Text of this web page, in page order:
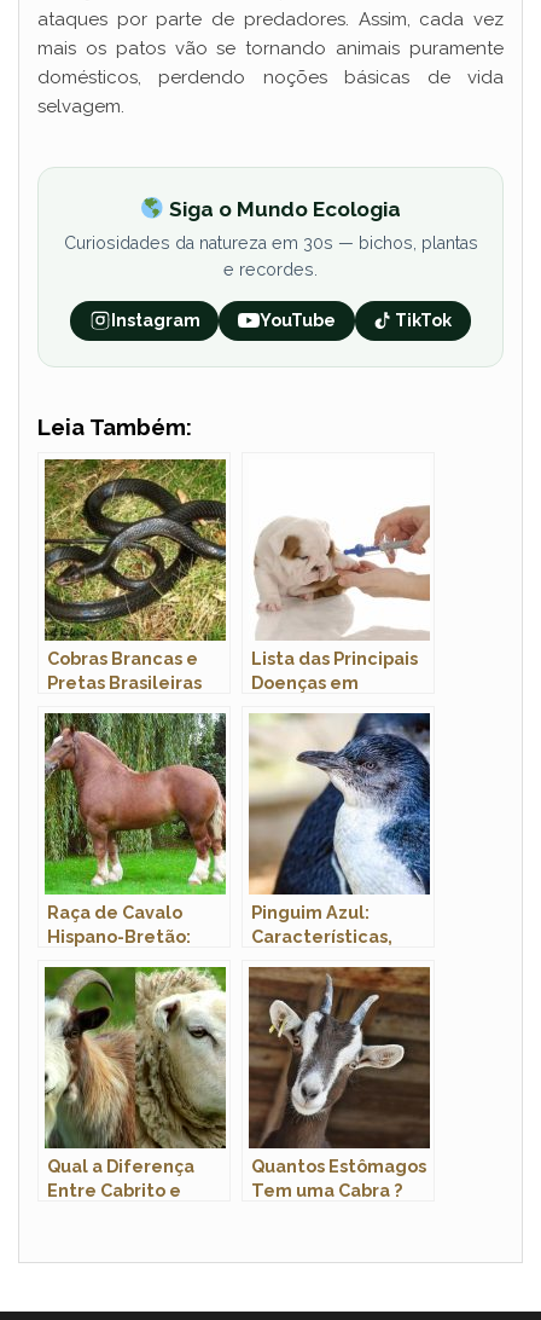
ataques por parte de predadores. Assim, cada vez
mais os patos vão se tornando animais puramente
domésticos, perdendo noções básicas de vida
selvagem.
Siga o Mundo Ecologia
Curiosidades da natureza em 30s — bichos, plantas
e recordes.
Instagram YouTube TikTok
Leia Também:
Cobras Brancas e
Pretas Brasileiras
Lista das Principais
Doenças em
e Tratamento
Raça de Cavalo
Hispano-Bretão:
História e Fotos
Pinguim Azul:
Características,
Fotos
Qual a Diferença
Entre Cabrito e
Quantos Estômagos
Tem uma Cabra ?